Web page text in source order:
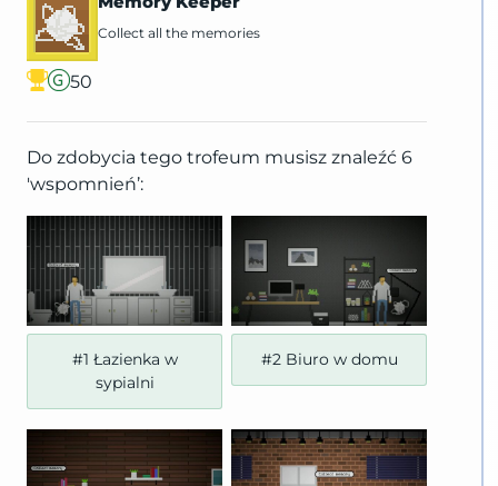
50
Collect all the memories
Do zdobycia tego trofeum musisz znaleźć 6
'wspomnień’:
#1 Łazienka w
sypialni
#2 Biuro w domu